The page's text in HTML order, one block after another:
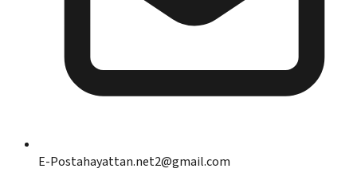
E-Postahayattan.net2@gmail.com